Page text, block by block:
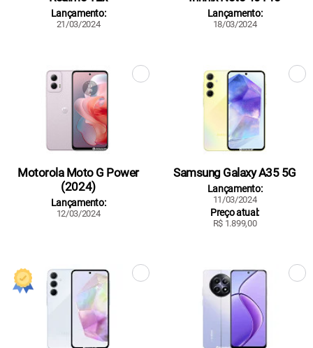
Lançamento:
21/03/2024
Lançamento:
18/03/2024
Motorola Moto G Power
(2024)
Lançamento:
12/03/2024
Samsung Galaxy A35 5G
Lançamento:
11/03/2024
Preço atual:
R$ 1.899,00